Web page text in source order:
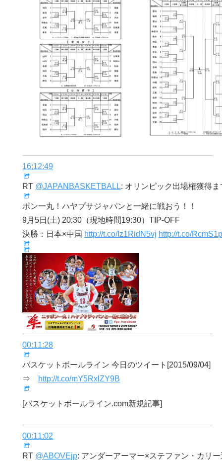
16:12:49
RT @JAPANBASKETBALL: オリンピック出場権獲得
ポン一丸！ハヤブサジャパンと一緒に戦おう！！
9月5日(土) 20:30（現地時間19:30）TIP-OFF
決勝：日本×中国 http://t.co/Iz1RidN5vj http://t.co/
00:11:28
バスケットボールライン 今日のツイート[2015/09/04]
⇒
http://t.co/mY5RxlZY9B
[バスケットボールライン.com新規記事]
00:11:02
RT @ABOVEjp: アンダーアーマー×ステファン・カリ